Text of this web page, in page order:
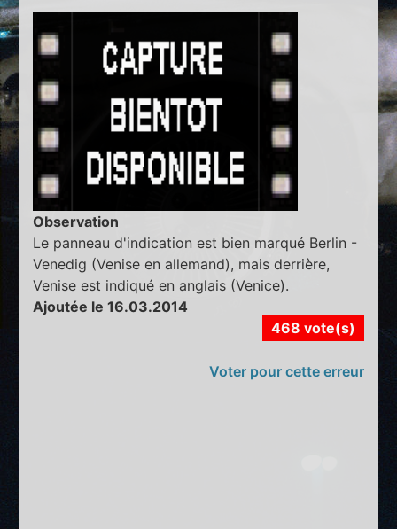
Observation
Le panneau d'indication est bien marqué Berlin -
Venedig (Venise en allemand), mais derrière,
Venise est indiqué en anglais (Venice).
Ajoutée le 16.03.2014
468 vote(s)
Voter pour cette erreur